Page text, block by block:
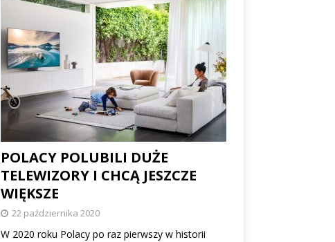
POLACY POLUBILI DUŻE
TELEWIZORY I CHCĄ JESZCZE
WIĘKSZE
22 października 2020
W 2020 roku Polacy po raz pierwszy w historii